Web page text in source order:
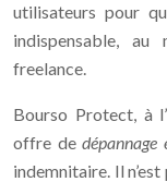
utilisateurs pour
indispensable,
freelance.
Bourso Protect, à
offre dedépannage
indemnitaire. Il